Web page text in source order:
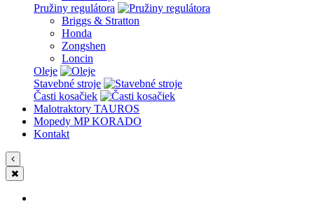
Pružiny regulátora
Briggs & Stratton
Honda
Zongshen
Loncin
Oleje
Stavebné stroje
Časti kosačiek
Malotraktory TAUROS
Mopedy MP KORADO
Kontakt